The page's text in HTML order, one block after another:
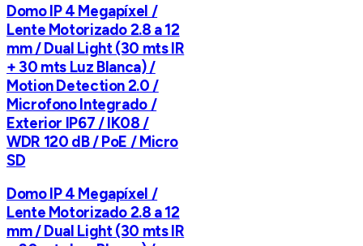
Domo IP 4 Megapíxel /
Lente Motorizado 2.8 a 12
mm / Dual Light (30 mts IR
+ 30 mts Luz Blanca) /
Motion Detection 2.0 /
Microfono Integrado /
Exterior IP67 / IK08 /
WDR 120 dB / PoE / Micro
SD
Domo IP 4 Megapíxel /
Lente Motorizado 2.8 a 12
mm / Dual Light (30 mts IR